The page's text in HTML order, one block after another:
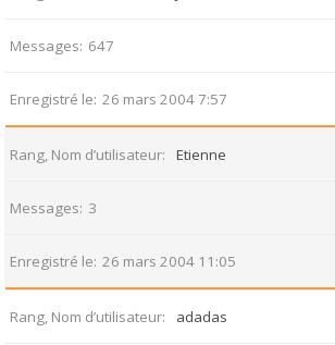
Messages 647
Enregistré le 26 mars 2004 7:57
Rang, Nom d’utilisateur Etienne
Messages 3
Enregistré le 26 mars 2004 11:05
Rang, Nom d’utilisateur adadas